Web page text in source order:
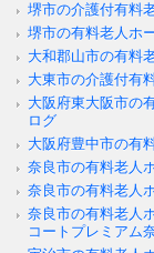
堺市の介護付有料
堺市の有料老人ホ
大和郡山市の有料
大東市の介護付有
大阪府東大阪市の
ログ
大阪府豊中市の有
奈良市の有料老人
奈良市の有料老人
奈良市の有料老人
コートプレミアム